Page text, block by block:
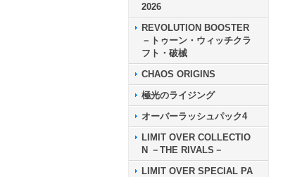
2026
REVOLUTION BOOSTER
－トゥーン・ウィッチクラ
フト・破械
CHAOS ORIGINS
極光のライジング
オーバーラッシュパック4
LIMIT OVER COLLECTIO
N －THE RIVALS－
LIMIT OVER SPECIAL PA